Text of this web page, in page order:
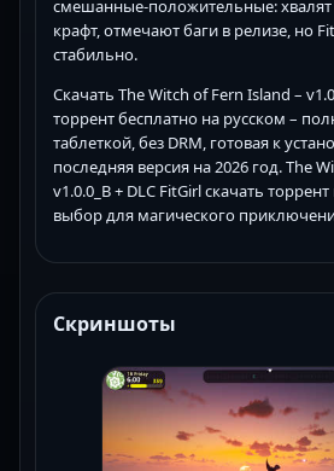
смешанные-положительные:
крафт, отмечают баги в релизе, но
стабильно.
Скачать The Witch of Fern Island –
торрент бесплатно на русском –
таблеткой, без DRM, готовая к
последняя версия на 2026 год. The
v1.0.0_B + DLC FitGirl скачать
выбор для магического
Скриншоты